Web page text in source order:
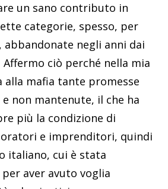
un sano contributo in
categorie, spesso, per
abbandonate negli anni dai
ciò perché nella mia
mafia tante promesse
non mantenute, il che ha
più la condizione di
e imprenditori, quindi
italiano, cui è stata
aver avuto voglia